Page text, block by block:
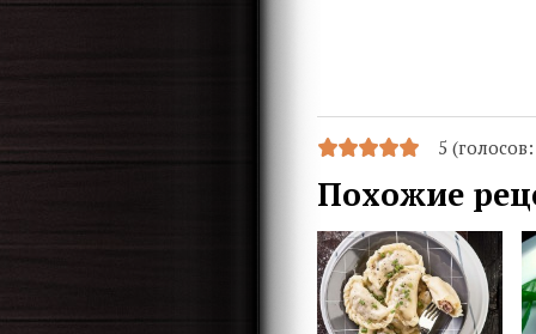
5
Похожие